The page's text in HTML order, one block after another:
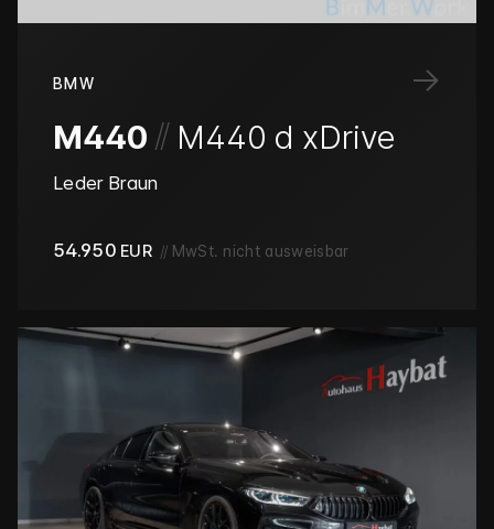
→
BMW
M440 // M440 d xDrive
Leder Braun
54.950 EUR // MwSt. nicht ausweisbar